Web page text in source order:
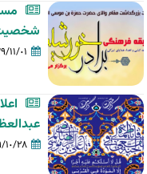
شخصیت
١٤٣٩/
١٤٣٩/